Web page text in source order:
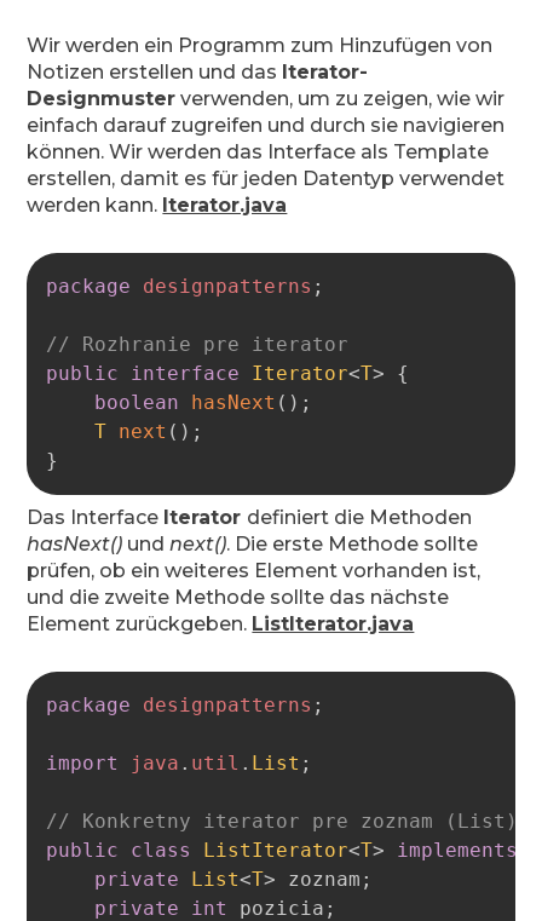
Wir werden ein Programm zum Hinzufügen von
Notizen erstellen und das Iterator-
Designmuster verwenden, um zu zeigen, wie wir
einfach darauf zugreifen und durch sie navigieren
können. Wir werden das Interface als Template
erstellen, damit es für jeden Datentyp verwendet
werden kann. Iterator.java
package designpatterns ;
// Rozhranie pre iterator
public
interface Iterator<T>
{
boolean
hasNext ( ) ;
T next ( ) ;
}
Das Interface Iterator definiert die Methoden
hasNext() undnext(). Die erste Methode sollte
prüfen, ob ein weiteres Element vorhanden ist,
und die zweite Methode sollte das nächste
Element zurückgeben. ListIterator.java
package designpatterns ;
import java . util . List ;
// Konkretny iterator pre zoznam (List)
public
class ListIterator<T> implements
private
List<T> zoznam ;
private
int pozicia ;